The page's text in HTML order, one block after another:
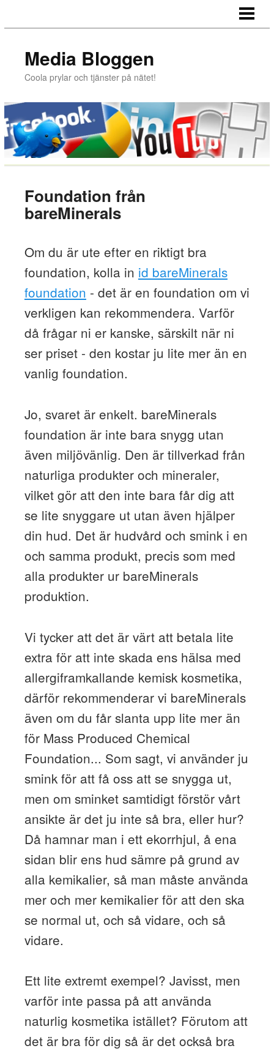
Media Bloggen
Coola prylar och tjänster på nätet!
Foundation från
bareMinerals
Om du är ute efter en riktigt bra
foundation, kolla in id bareMinerals
foundation - det är en foundation om vi
verkligen kan rekommendera. Varför
då frågar ni er kanske, särskilt när ni
ser priset - den kostar ju lite mer än en
vanlig foundation.
Jo, svaret är enkelt. bareMinerals
foundation är inte bara snygg utan
även miljövänlig. Den är tillverkad från
naturliga produkter och mineraler,
vilket gör att den inte bara får dig att
se lite snyggare ut utan även hjälper
din hud. Det är hudvård och smink i en
och samma produkt, precis som med
alla produkter ur bareMinerals
produktion.
Vi tycker att det är värt att betala lite
extra för att inte skada ens hälsa med
allergiframkallande kemisk kosmetika,
därför rekommenderar vi bareMinerals
även om du får slanta upp lite mer än
för Mass Produced Chemical
Foundation... Som sagt, vi använder ju
smink för att få oss att se snygga ut,
men om sminket samtidigt förstör vårt
ansikte är det ju inte så bra, eller hur?
Då hamnar man i ett ekorrhjul, å ena
sidan blir ens hud sämre på grund av
alla kemikalier, så man måste använda
mer och mer kemikalier för att den ska
se normal ut, och så vidare, och så
vidare.
Ett lite extremt exempel? Javisst, men
varför inte passa på att använda
naturlig kosmetika istället? Förutom att
det är bra för dig så är det också bra